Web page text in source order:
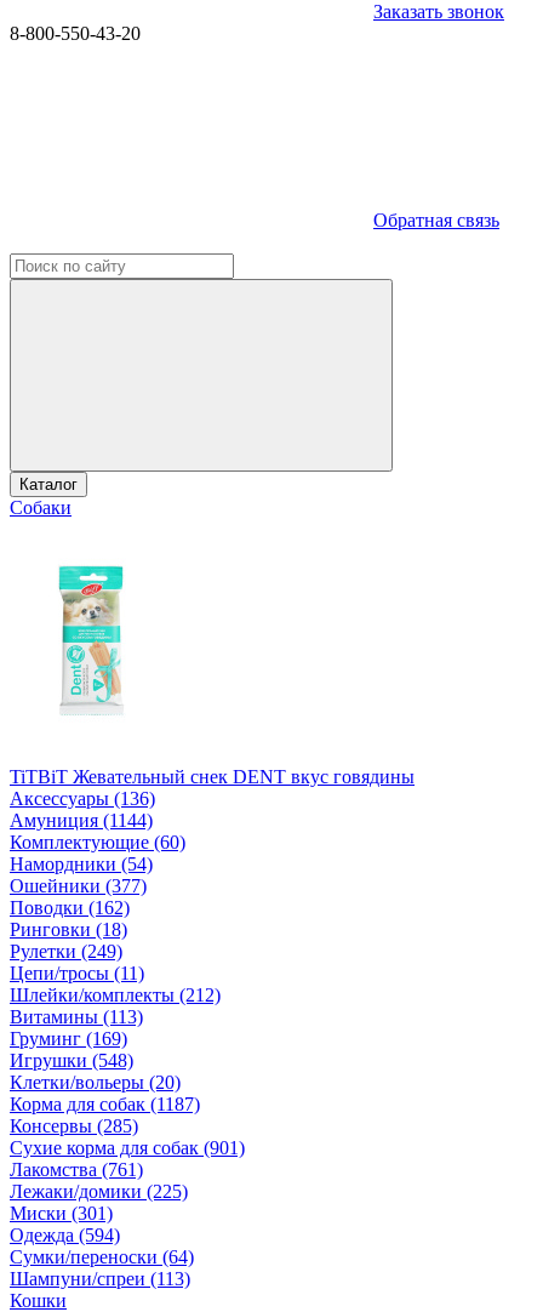
Заказать звонок
8-800-550-43-20
Обратная связь
Каталог
Собаки
TiTBiT Жевательный снек DENT вкус говядины
Аксессуары (136)
Амуниция (1144)
Комплектующие (60)
Намордники (54)
Ошейники (377)
Поводки (162)
Ринговки (18)
Рулетки (249)
Цепи/тросы (11)
Шлейки/комплекты (212)
Витамины (113)
Груминг (169)
Игрушки (548)
Клетки/вольеры (20)
Корма для собак (1187)
Консервы (285)
Сухие корма для собак (901)
Лакомства (761)
Лежаки/домики (225)
Миски (301)
Одежда (594)
Сумки/переноски (64)
Шампуни/спреи (113)
Кошки